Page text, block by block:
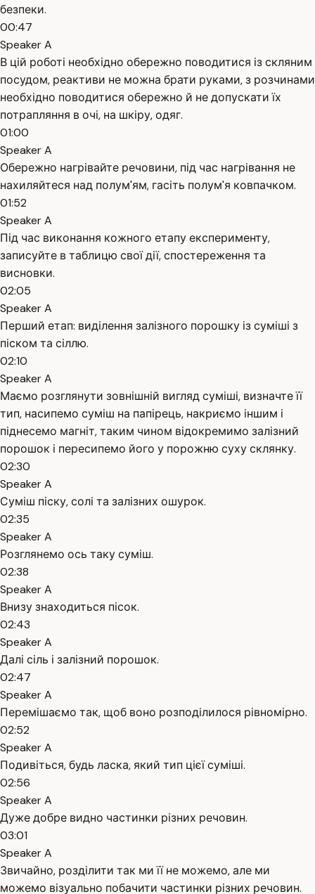
безпеки.
00:47
Speaker A
В цій роботі необхідно обережно поводитися із скляним
посудом, реактиви не можна брати руками, з розчинами
необхідно поводитися обережно й не допускати їх
потрапляння в очі, на шкіру, одяг.
01:00
Speaker A
Обережно нагрівайте речовини, під час нагрівання не
нахиляйтеся над полум'ям, гасіть полум'я ковпачком.
01:52
Speaker A
Під час виконання кожного етапу експерименту,
записуйте в таблицю свої дії, спостереження та
висновки.
02:05
Speaker A
Перший етап: виділення залізного порошку із суміші з
піском та сіллю.
02:10
Speaker A
Маємо розглянути зовнішній вигляд суміші, визначте її
тип, насипемо суміш на папірець, накриємо іншим і
піднесемо магніт, таким чином відокремимо залізний
порошок і пересипемо його у порожню суху склянку.
02:30
Speaker A
Суміш піску, солі та залізних ошурок.
02:35
Speaker A
Розглянемо ось таку суміш.
02:38
Speaker A
Внизу знаходиться пісок.
02:43
Speaker A
Далі сіль і залізний порошок.
02:47
Speaker A
Перемішаємо так, щоб воно розподілилося рівномірно.
02:52
Speaker A
Подивіться, будь ласка, який тип цієї суміші.
02:56
Speaker A
Дуже добре видно частинки різних речовин.
03:01
Speaker A
Звичайно, розділити так ми її не можемо, але ми
можемо візуально побачити частинки різних речовин.